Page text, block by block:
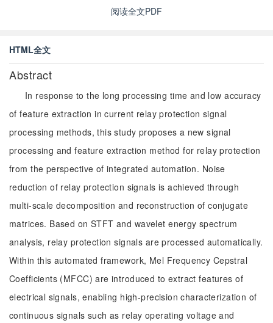
阅读全文PDF
HTML全文
Abstract
In response to the long processing time and low accuracy
of feature extraction in current relay protection signal
processing methods, this study proposes a new signal
processing and feature extraction method for relay protection
from the perspective of integrated automation. Noise
reduction of relay protection signals is achieved through
multi-scale decomposition and reconstruction of conjugate
matrices. Based on STFT and wavelet energy spectrum
analysis, relay protection signals are processed automatically.
Within this automated framework, Mel Frequency Cepstral
Coefficients (MFCC) are introduced to extract features of
electrical signals, enabling high-precision characterization of
continuous signals such as relay operating voltage and